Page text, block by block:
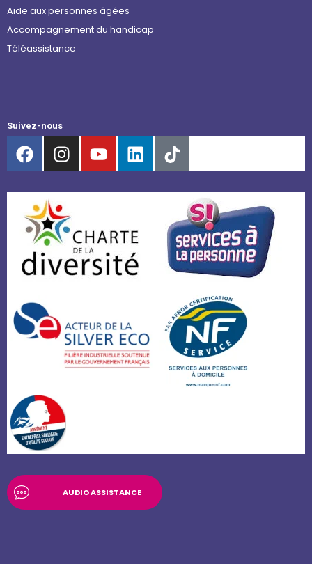
Aide aux personnes âgées
Accompagnement du handicap
Téléassistance
Suivez-nous
AUDIO ASSISTANCE